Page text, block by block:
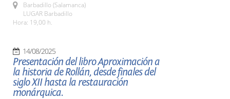
Barbadillo (Salamanca)
LUGAR Barbadillo
Hora: 19,00 h.
14/08/2025
Presentación del libro Aproximación a
la historia de Rollán, desde finales del
siglo XII hasta la restauración
monárquica.